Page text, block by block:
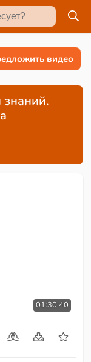
видео
знаний.
01:30:40